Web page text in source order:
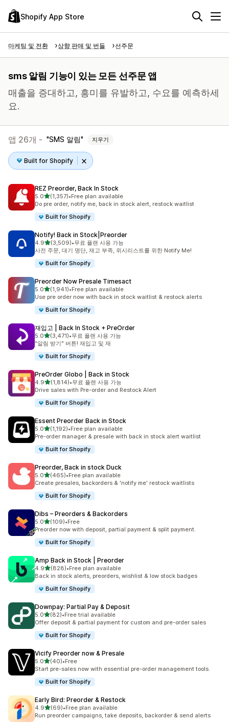
Shopify App Store
마케팅 및 전환 상향 판매 및 번들 선주문
sms 알림 기능이 있는 모든 선주문 앱
매출을 증대하고, 흥미를 유발하고, 수요를 예측하세
요.
앱 26개 - SMS 알림 지우기
Built for Shopify
REZ Preorder, Back In Stock
5.0별 5개 중
(1,357)
총 리뷰 1357개
•Free plan available
Do pre order, notify me, back in stock alert, restock waitlist
Built for Shopify
Notify! Back in Stock|Preorder
4.9별 5개 중
(3,509)
총 리뷰 3509개
•무료 플랜 사용 가능
사전 주문, 대기 명단, 재고 부족, 위시리스트를 위한 Notify Me!
Built for Shopify
Preorder Now Presale Timesact
5.0별 5개 중
(1,941)
총 리뷰 1941개
•Free plan available
Use pre order now with back in stock waitlist & restock alerts
Built for Shopify
재입고 | Back In Stock + PreOrder
5.0별 5개 중
(3,471)
총 리뷰 3471개
•무료 플랜 사용 가능
"알림 받기" 버튼! 재입고 및 재
Built for Shopify
PreOrder Globo | Back in Stock
4.9별 5개 중
(1,814)
총 리뷰 1814개
•무료 플랜 사용 가능
Drive sales with Pre-order and Restock Alert
Built for Shopify
Essent Preorder Back in Stock
5.0별 5개 중
(1,192)
총 리뷰 1192개
•Free plan available
Pre-order manager & presale with back in stock alert waitlist
Built for Shopify
Preorder, Back in stock Duck
5.0별 5개 중
(465)
총 리뷰 465개
•Free plan available
Create presales, backorders & 'notify me' restock waitlists
Built for Shopify
Dibs – Preorders & Backorders
5.0별 5개 중
(109)
총 리뷰 109개
•Free
Preorder now with deposit, partial payment & split payment.
Built for Shopify
Amp Back in Stock | Preorder
4.9별 5개 중
(828)
총 리뷰 828개
•Free plan available
Back in stock alerts, preorders, wishlist & low stock badges
Built for Shopify
Downpay: Partial Pay & Deposit
5.0별 5개 중
(82)
총 리뷰 82개
•Free trial available
Offer deposit & partial payment for custom and pre-order sales
Built for Shopify
Vicify Preorder now & Presale
5.0별 5개 중
(40)
총 리뷰 40개
•Free
Start pre-sales now with essential pre-order management tools.
Built for Shopify
Early Bird: Preorder & Restock
4.9별 5개 중
(69)
총 리뷰 69개
•Free plan available
Run preorder campaigns, take deposits, backorder & send alerts